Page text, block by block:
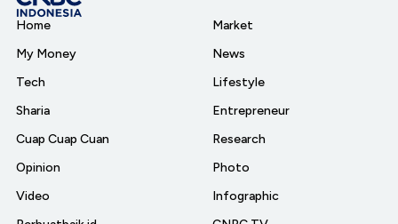
Home
My Money
Tech
Sharia
Cuap Cuap Cuan
Opinion
Video
Market
News
Lifestyle
Entrepreneur
Research
Photo
Infographic